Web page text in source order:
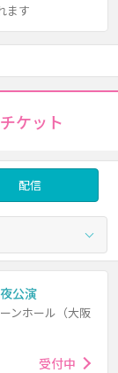
ます
ケット
配信
公演
ンホール（大阪
受付中